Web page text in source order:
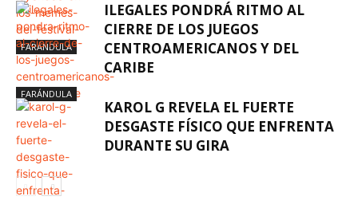
FARÁNDULA
FARÁNDULA
ILEGALES PONDRÁ RITMO AL
CIERRE DE LOS JUEGOS
CENTROAMERICANOS Y DEL
CARIBE
KAROL G REVELA EL FUERTE
DESGASTE FÍSICO QUE ENFRENTA
DURANTE SU GIRA